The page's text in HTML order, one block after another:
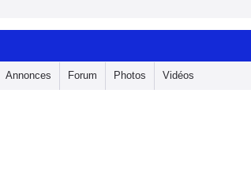
Annonces Forum Photos Vidéos